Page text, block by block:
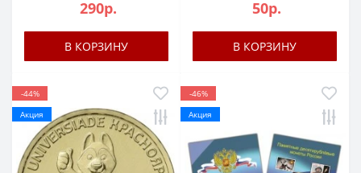
290р.
В КОРЗИНУ
50р.
В КОРЗИНУ
-44%
Акция
-46%
Акция